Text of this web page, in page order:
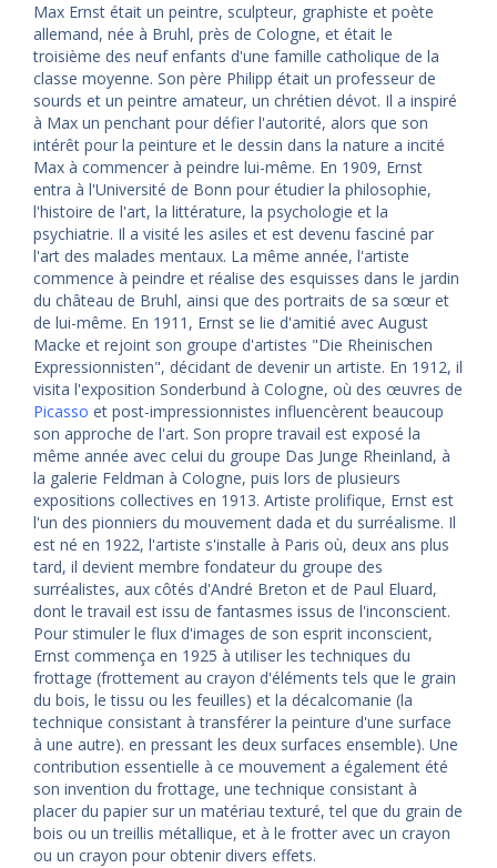
Max Ernst était un peintre, sculpteur, graphiste et poète
allemand, née à Bruhl, près de Cologne, et était le
troisième des neuf enfants d'une famille catholique de la
classe moyenne. Son père Philipp était un professeur de
sourds et un peintre amateur, un chrétien dévot. Il a inspiré
à Max un penchant pour défier l'autorité, alors que son
intérêt pour la peinture et le dessin dans la nature a incité
Max à commencer à peindre lui-même. En 1909, Ernst
entra à l'Université de Bonn pour étudier la philosophie,
l'histoire de l'art, la littérature, la psychologie et la
psychiatrie. Il a visité les asiles et est devenu fasciné par
l'art des malades mentaux. La même année, l'artiste
commence à peindre et réalise des esquisses dans le jardin
du château de Bruhl, ainsi que des portraits de sa sœur et
de lui-même. En 1911, Ernst se lie d'amitié avec August
Macke et rejoint son groupe d'artistes "Die Rheinischen
Expressionnisten", décidant de devenir un artiste. En 1912, il
visita l'exposition Sonderbund à Cologne, où des œuvres de
Picasso et post-impressionnistes influencèrent beaucoup
son approche de l'art. Son propre travail est exposé la
même année avec celui du groupe Das Junge Rheinland, à
la galerie Feldman à Cologne, puis lors de plusieurs
expositions collectives en 1913. Artiste prolifique, Ernst est
l'un des pionniers du mouvement dada et du surréalisme. Il
est né en 1922, l'artiste s'installe à Paris où, deux ans plus
tard, il devient membre fondateur du groupe des
surréalistes, aux côtés d'André Breton et de Paul Eluard,
dont le travail est issu de fantasmes issus de l'inconscient.
Pour stimuler le flux d'images de son esprit inconscient,
Ernst commença en 1925 à utiliser les techniques du
frottage (frottement au crayon d'éléments tels que le grain
du bois, le tissu ou les feuilles) et la décalcomanie (la
technique consistant à transférer la peinture d'une surface
à une autre). en pressant les deux surfaces ensemble). Une
contribution essentielle à ce mouvement a également été
son invention du frottage, une technique consistant à
placer du papier sur un matériau texturé, tel que du grain de
bois ou un treillis métallique, et à le frotter avec un crayon
ou un crayon pour obtenir divers effets.